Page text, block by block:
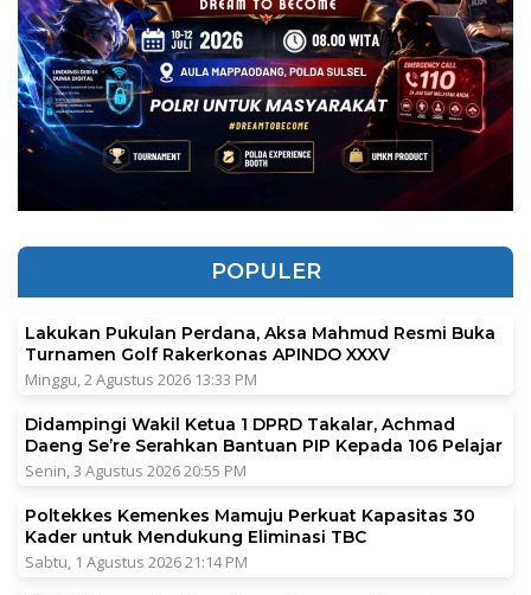
POPULER
Lakukan Pukulan Perdana, Aksa Mahmud Resmi Buka
Turnamen Golf Rakerkonas APINDO XXXV
Minggu, 2 Agustus 2026 13:33 PM
Didampingi Wakil Ketua 1 DPRD Takalar, Achmad
Daeng Se’re Serahkan Bantuan PIP Kepada 106 Pelajar
Senin, 3 Agustus 2026 20:55 PM
Poltekkes Kemenkes Mamuju Perkuat Kapasitas 30
Kader untuk Mendukung Eliminasi TBC
Sabtu, 1 Agustus 2026 21:14 PM